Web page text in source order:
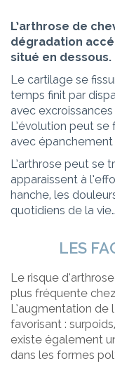
L’arthrose de
dégradation
situé en dessous.
Le cartilage se
temps finit par
avec
L’évolution peut
avec épanchement
L’arthrose peut se
apparaissent à
hanche, les
quotidiens de la
LES
Le risque
plus fréquente
L’augmentation de
favorisant :
existe également
dans les formes